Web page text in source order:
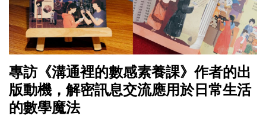
專訪《溝通裡的數感素養課》作者的出
版動機，解密訊息交流應用於日常生活
的數學魔法